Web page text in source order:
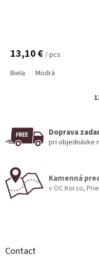
13,10 € / pcs
Biela Modrá
Doprava
pri objednávke
Kamenná
v OC Korzo,
Contact